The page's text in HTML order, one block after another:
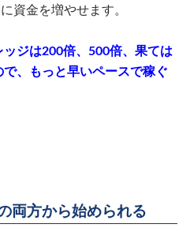
資金を増やせます。
ジは200倍、500倍、果ては
、もっと早いペースで稼ぐ
両方から始められる